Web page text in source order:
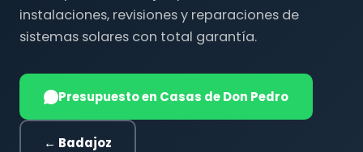
instalaciones, revisiones y reparaciones de
sistemas solares con total garantía.
Presupuesto en Casas de Don Pedro
← Badajoz